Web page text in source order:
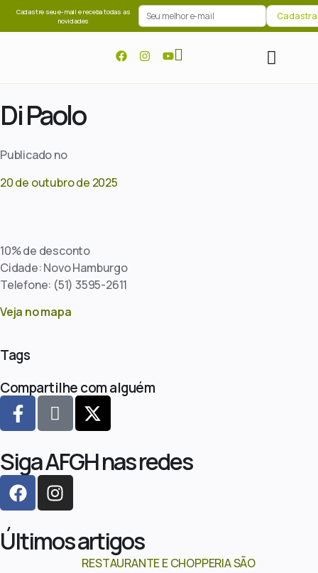
Cadastre seu e-mail e receba todas as
novidades
Di Paolo
Publicado no
20 de outubro de 2025
10% de desconto
Cidade: Novo Hamburgo
Telefone: (51) 3595-2611
Veja no mapa
Tags
Compartilhe com alguém
Siga AFGH nas redes
Últimos artigos
RESTAURANTE E CHOPPERIA SÃO